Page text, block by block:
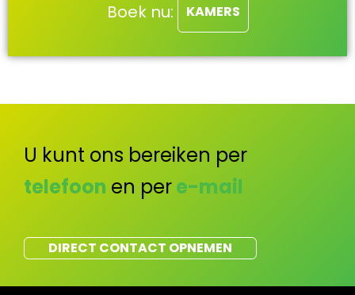
Boek nu: KAMERS
U kunt ons bereiken per
telefoon en pere-mail
DIRECT CONTACT OPNEMEN